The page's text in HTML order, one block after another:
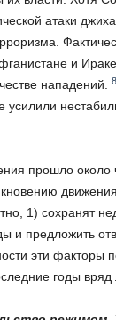
атаки
и
нападений.
8
прошло около
1) сохранят
и предложить
эти факторы
годы